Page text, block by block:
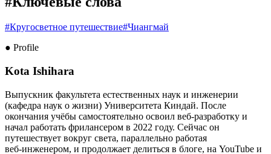
#Кругосветное путешествие#Чиангмай
● Profile
Kota Ishihara
Выпускник факультета естественных наук и инженерии
(кафедра наук о жизни) Университета Киндай. После
окончания учёбы самостоятельно освоил веб‑разработку и
начал работать фрилансером в 2022 году. Сейчас он
путешествует вокруг света, параллельно работая
веб‑инженером, и продолжает делиться в блоге, на YouTube и